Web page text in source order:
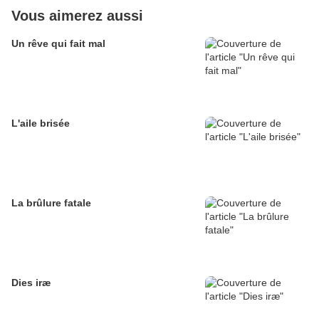
Vous aimerez aussi
Un rêve qui fait mal
L'aile brisée
La brûlure fatale
Dies iræ